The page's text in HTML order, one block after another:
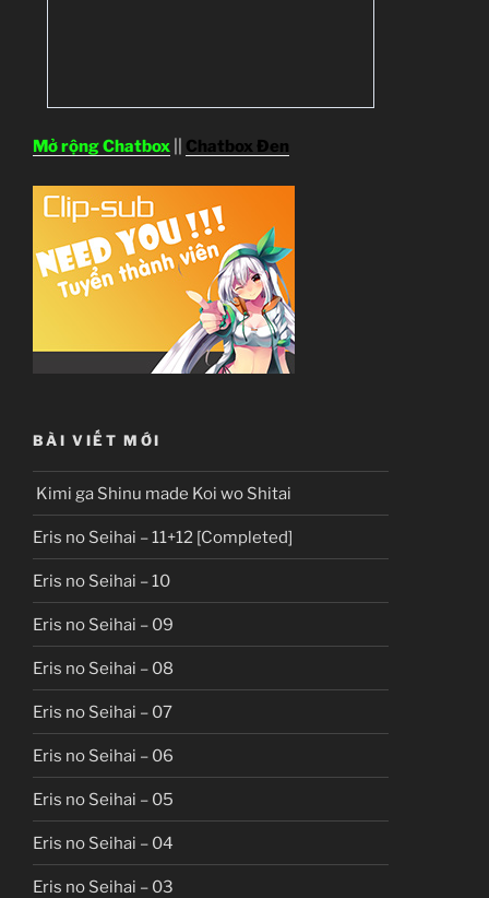
Mở rộng Chatbox Chatbox Đen
BÀI VIẾT MỚI
Kimi ga Shinu made Koi wo Shitai
Eris no Seihai – 11+12 [Completed]
Eris no Seihai – 10
Eris no Seihai – 09
Eris no Seihai – 08
Eris no Seihai – 07
Eris no Seihai – 06
Eris no Seihai – 05
Eris no Seihai – 04
Eris no Seihai – 03